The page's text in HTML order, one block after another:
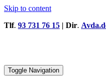
Skip to content
Tlf. 93 731 76 15 | Dir.
Toggle Navigation